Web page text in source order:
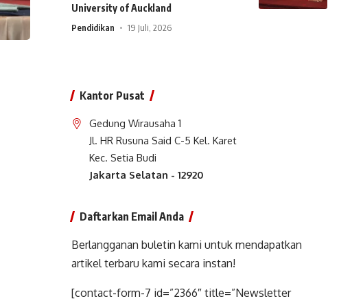
University of Auckland
Pendidikan 19 Juli, 2026
Kantor Pusat
Gedung Wirausaha 1
Jl. HR Rusuna Said C-5 Kel. Karet
Kec. Setia Budi
Jakarta Selatan - 12920
Daftarkan Email Anda
Berlangganan buletin kami untuk mendapatkan
artikel terbaru kami secara instan!
[contact-form-7 id=”2366″ title=”Newsletter